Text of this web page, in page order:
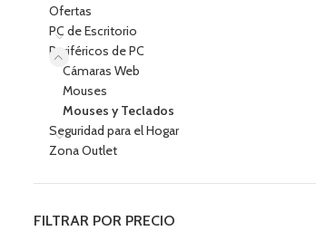
Ofertas
PC de Escritorio
Periféricos de PC
Cámaras Web
Mouses
Mouses y Teclados
Seguridad para el Hogar
Zona Outlet
FILTRAR POR PRECIO